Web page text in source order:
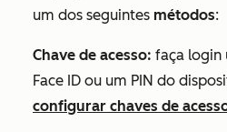
um dos seguintes métodos:
Chave de acesso: faça login
Face ID ou um PIN do
configurar chaves de